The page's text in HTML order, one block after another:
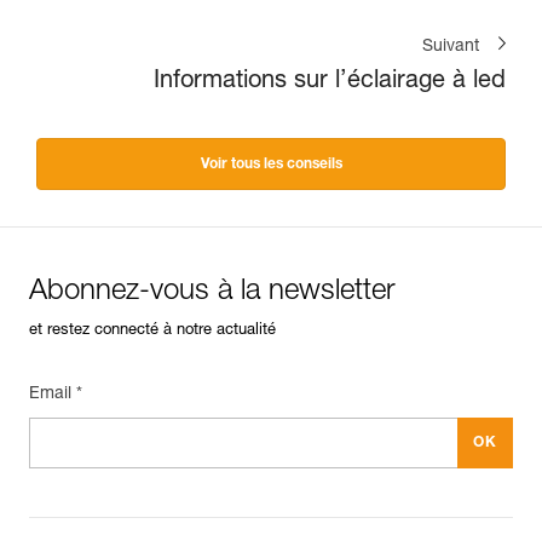
Suivant
Informations sur l’éclairage à led
Voir tous les conseils
Abonnez-vous à la newsletter
et restez connecté à notre actualité
Email *